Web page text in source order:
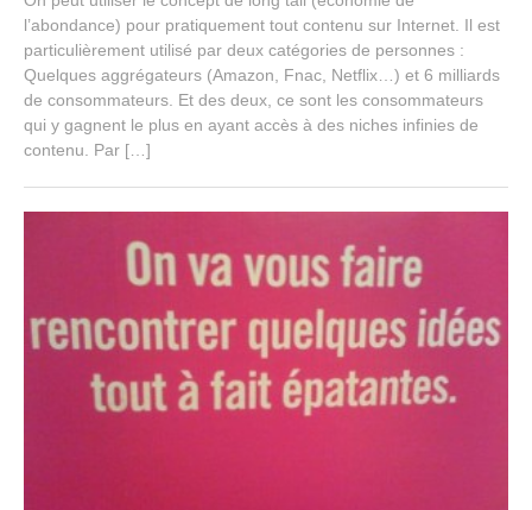
g
u
s
t
2
l’abondance) pour pratiquement tout contenu sur Internet. Il est
particulièrement utilisé par deux catégories de personnes :
Quelques aggrégateurs (Amazon, Fnac, Netflix…) et 6 milliards
de consommateurs. Et des deux, ce sont les consommateurs
qui y gagnent le plus en ayant accès à des niches infinies de
contenu. Par […]